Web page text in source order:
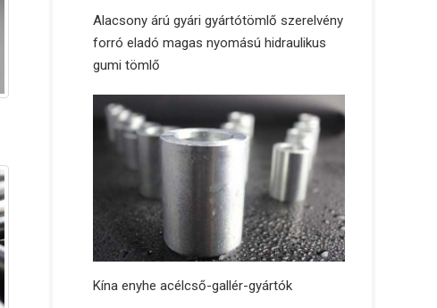
Alacsony árú gyári gyártótömlő szerelvény
forró eladó magas nyomású hidraulikus
gumi tömlő
Kína enyhe acélcső-gallér-gyártók